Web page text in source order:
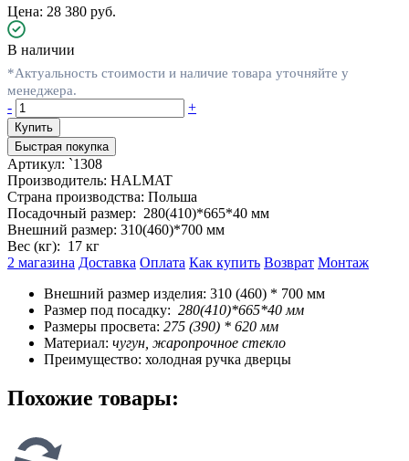
Цена: 28 380 руб.
В наличии
*Актуальность стоимости и наличие товара уточняйте у
менеджера.
-
+
Быстрая покупка
Артикул: `1308
Производитель: HALMAT
Страна производства: Польша
Посадочный размер: 280(410)*665*40 мм
Внешний размер: 310(460)*700 мм
Вес (кг): 17 кг
2 магазина Доставка Оплата Как купить Возврат Монтаж
Внешний размер изделия: 310 (460) * 700 мм
Размер под посадку: 280(410)*665*40 мм
Размеры просвета: 275 (390) * 620 мм
Материал: чугун, жаропрочное стекло
Преимущество: холодная ручка дверцы
Похожие товары: